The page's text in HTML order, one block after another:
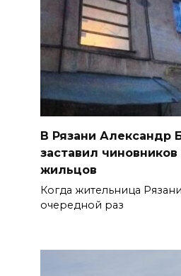
В Рязани Александр
заставил
жильцов
Когда жительница
очередной раз